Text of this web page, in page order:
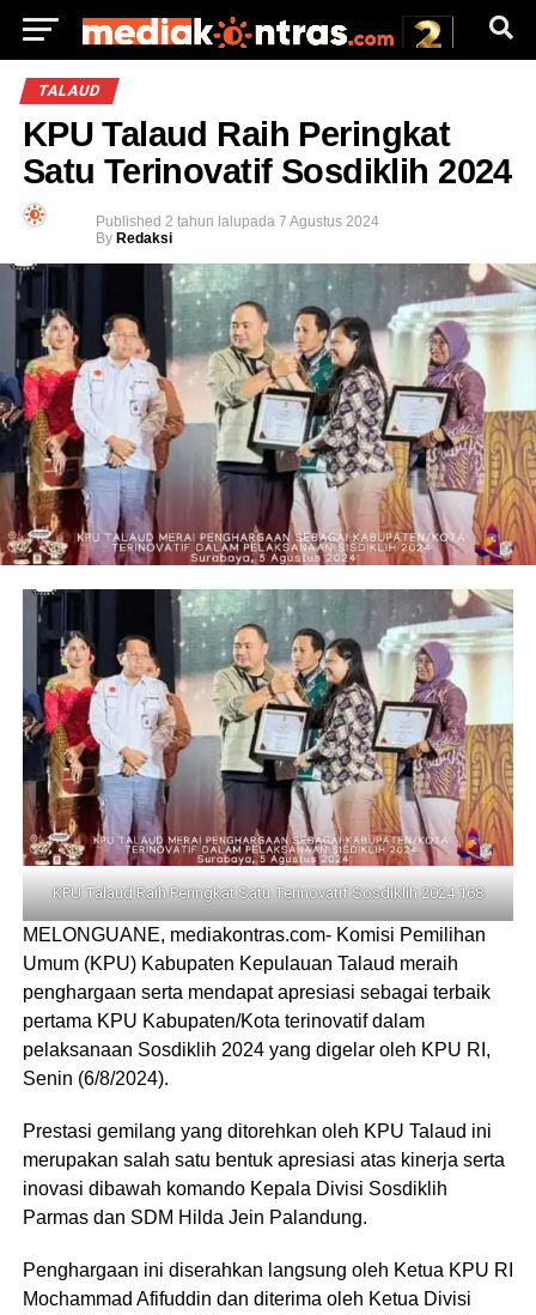
TALAUD
KPU Talaud Raih Peringkat
Satu Terinovatif Sosdiklih 2024
Published 2 tahun lalupada 7 Agustus 2024
By Redaksi
KPU Talaud Raih Peringkat Satu Terinovatif Sosdiklih 2024 168
MELONGUANE, mediakontras.com- Komisi Pemilihan
Umum (KPU) Kabupaten Kepulauan Talaud meraih
penghargaan serta mendapat apresiasi sebagai terbaik
pertama KPU Kabupaten/Kota terinovatif dalam
pelaksanaan Sosdiklih 2024 yang digelar oleh KPU RI,
Senin (6/8/2024).
Prestasi gemilang yang ditorehkan oleh KPU Talaud ini
merupakan salah satu bentuk apresiasi atas kinerja serta
inovasi dibawah komando Kepala Divisi Sosdiklih
Parmas dan SDM Hilda Jein Palandung.
Penghargaan ini diserahkan langsung oleh Ketua KPU RI
Mochammad Afifuddin dan diterima oleh Ketua Divisi